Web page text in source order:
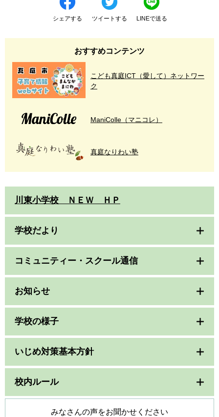
シェアする ツイートする LINEで送る
おすすめコンテンツ
こども真庭ICT（愛して）ネットワー
ク
ManiColle（マニコレ）
真庭なりわい塾
川東小学校 ＮＥＷ ＨＰ
学校だより
コミュニティー・スクール通信
お知らせ
学校の様子
いじめ対策基本方針
校内ルール
みなさんの声をお聞かせください